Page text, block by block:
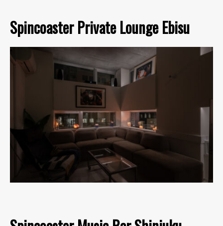
Spincoaster Private Lounge Ebisu